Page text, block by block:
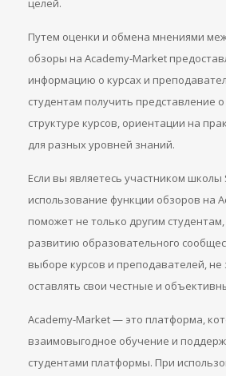
целей.
Путем оценки и обмена мнениями
обзоры на Academy-Market
информацию о курсах и
студентам получить представление
структуре курсов, ориентации на
для разных уровней знаний.
Если вы являетесь участником школы
использование функции обзоров на
поможет не только другим
развитию образовательного
выборе курсов и преподавателей,
оставлять свои честные и
Academy-Market — это платформа,
взаимовыгодное обучение и
студентами платформы. При